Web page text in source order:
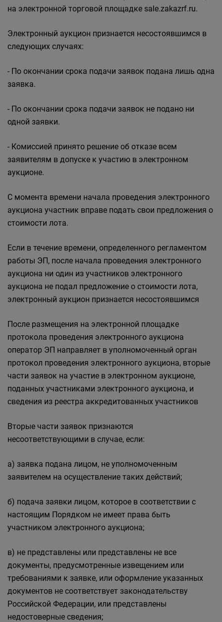
на электронной торговой площадке sale.zakazrf.ru.
Электронный аукцион признается несостоявшимся в
следующих случаях:
- По окончании срока подачи заявок подана лишь одна
заявка.
- По окончании срока подачи заявок не подано ни
одной заявки.
- Комиссией принято решение об отказе всем
заявителям в допуске к участию в электронном
аукционе.
С момента времени начала проведения электронного
аукциона участник вправе подать свои предложения о
стоимости лота.
Если в течение времени, определенного регламентом
работы ЭП, после начала проведения электронного
аукциона ни один из участников электронного
аукциона не подал предложение о стоимости лота,
электронный аукцион признается несостоявшимся
После размещения на электронной площадке
протокола проведения электронного аукциона
оператор ЭП направляет в уполномоченный орган
протокол проведения электронного аукциона, вторые
части заявок на участие в электронном аукционе,
поданных участниками электронного аукциона, и
сведения из реестра аккредитованных участников
Вторые части заявок признаются
несоответствующими в случае, если:
а) заявка подана лицом, не уполномоченным
заявителем на осуществление таких действий;
б) подача заявки лицом, которое в соответствии с
настоящим Порядком не имеет права быть
участником электронного аукциона;
в) не представлены или представлены не все
документы, предусмотренные извещением или
требованиями к заявке, или оформление указанных
документов не соответствует законодательству
Российской Федерации, или представлены
недостоверные сведения;